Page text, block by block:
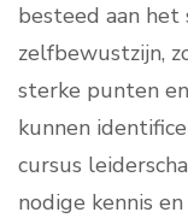
besteed aan
zelfbewustzijn,
sterke punten
kunnen
cursus
nodige kennis